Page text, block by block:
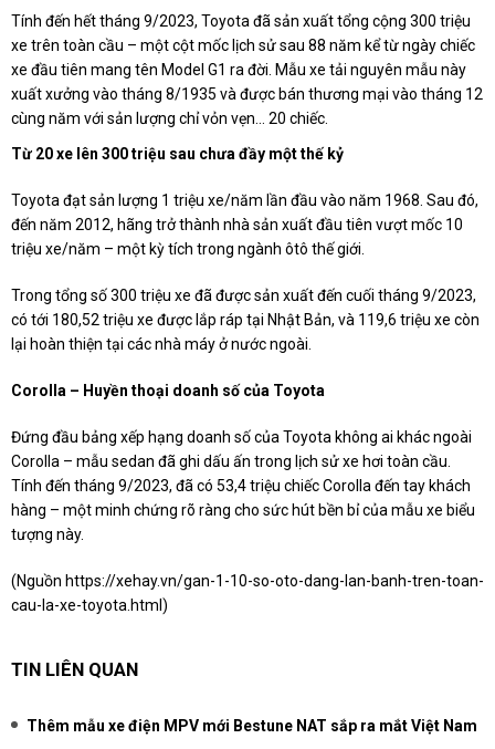
Tính đến hết tháng 9/2023, Toyota đã sản xuất tổng cộng 300 triệu
xe trên toàn cầu – một cột mốc lịch sử sau 88 năm kể từ ngày chiếc
xe đầu tiên mang tên Model G1 ra đời. Mẫu xe tải nguyên mẫu này
xuất xưởng vào tháng 8/1935 và được bán thương mại vào tháng 12
cùng năm với sản lượng chỉ vỏn vẹn… 20 chiếc.
Từ 20 xe lên 300 triệu sau chưa đầy một thế kỷ
Toyota đạt sản lượng 1 triệu xe/năm lần đầu vào năm 1968. Sau đó,
đến năm 2012, hãng trở thành nhà sản xuất đầu tiên vượt mốc 10
triệu xe/năm – một kỳ tích trong ngành ôtô thế giới.
Trong tổng số 300 triệu xe đã được sản xuất đến cuối tháng 9/2023,
có tới 180,52 triệu xe được lắp ráp tại Nhật Bản, và 119,6 triệu xe còn
lại hoàn thiện tại các nhà máy ở nước ngoài.
Corolla – Huyền thoại doanh số của Toyota
Đứng đầu bảng xếp hạng doanh số của Toyota không ai khác ngoài
Corolla – mẫu sedan đã ghi dấu ấn trong lịch sử xe hơi toàn cầu.
Tính đến tháng 9/2023, đã có 53,4 triệu chiếc Corolla đến tay khách
hàng – một minh chứng rõ ràng cho sức hút bền bỉ của mẫu xe biểu
tượng này.
(Nguồn https://xehay.vn/gan-1-10-so-oto-dang-lan-banh-tren-toan-
cau-la-xe-toyota.html )
TIN LIÊN QUAN
Thêm mẫu xe điện MPV mới Bestune NAT sắp ra mắt Việt Nam